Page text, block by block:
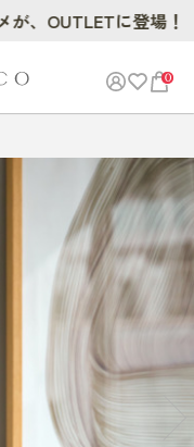
0
OUTLETに登場！